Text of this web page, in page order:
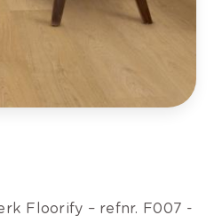
Floorify – refnr. F007 -